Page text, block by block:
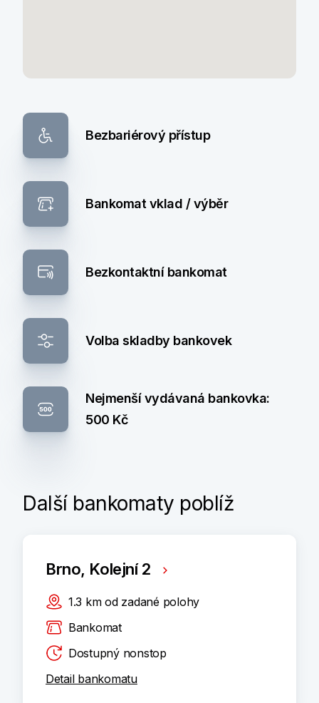
Bezbariérový přístup
Bankomat vklad / výběr
Bezkontaktní bankomat
Volba skladby bankovek
Nejmenší vydávaná bankovka:
500 Kč
Další bankomaty poblíž
Brno, Kolejní 2
1.3 km od zadané polohy
Bankomat
Dostupný nonstop
Detail bankomatu